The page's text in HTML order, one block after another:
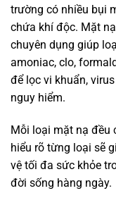
trường có nhiều bụi
chứa khí độc. Mặt
chuyên dụng giúp
amoniac, clo,
để lọc vi khuẩn,
nguy hiểm.
Mỗi loại mặt nạ đều
hiểu rõ từng loại sẽ
vệ tối đa sức khỏe
đời sống hàng ngày.